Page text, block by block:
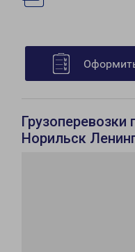
Норильск